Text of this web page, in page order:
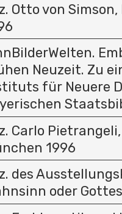
Otto von
Neuzeit. Zu
für Neuere
Carlo
1996
des
oder